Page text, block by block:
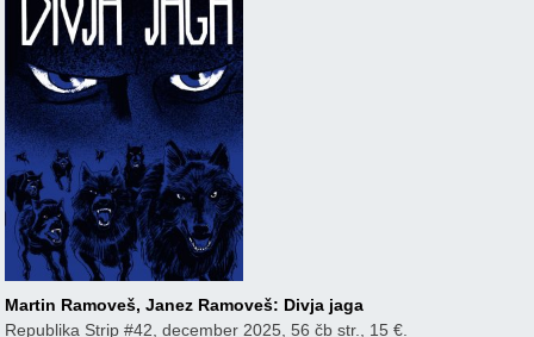
Martin Ramoveš, Janez Ramoveš: Divja jaga
Republika Strip #42, december 2025, 56 čb str., 15 €.